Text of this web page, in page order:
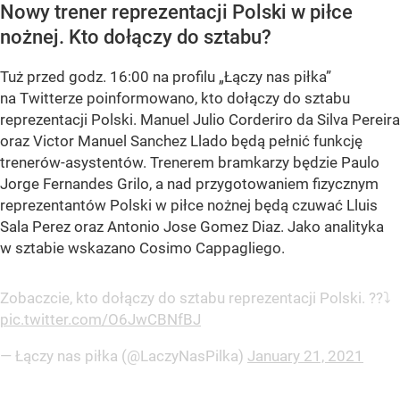
Nowy trener reprezentacji Polski w piłce
nożnej. Kto dołączy do sztabu?
Tuż przed godz. 16:00 na profilu „Łączy nas piłka”
na Twitterze poinformowano, kto dołączy do sztabu
reprezentacji Polski. Manuel Julio Corderiro da Silva Pereira
oraz Victor Manuel Sanchez Llado będą pełnić funkcję
trenerów-asystentów. Trenerem bramkarzy będzie Paulo
Jorge Fernandes Grilo, a nad przygotowaniem fizycznym
reprezentantów Polski w piłce nożnej będą czuwać Lluis
Sala Perez oraz Antonio Jose Gomez Diaz. Jako analityka
w sztabie wskazano Cosimo Cappagliego.
Zobaczcie, kto dołączy do sztabu reprezentacji Polski. ??⤵️
pic.twitter.com/O6JwCBNfBJ
— Łączy nas piłka (@LaczyNasPilka) January 21, 2021